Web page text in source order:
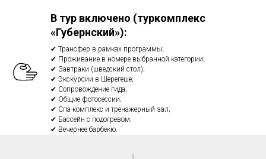
В тур включено (туркомплекс
«Губернский»):
✔ Трансфер в рамках программы;
✔ Проживание в номере выбранной категории;
✔ Завтраки (шведский стол);
✔ Экскурсии в Шерегеше;
✔ Сопровождение гида;
✔ Общие фотосессии;
✔ Спа-комплекс и тренажерный зал;
✔ Бассейн с подогревом;
✔ Вечернее барбекю.